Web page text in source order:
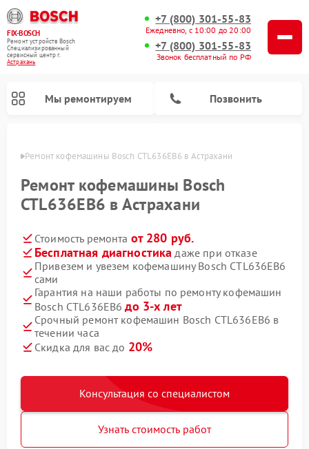
FIX-BOSCH
Ремонт устройств Bosch
Специализированный
cервисный центр г.
Астрахань
+7 (800) 301-55-83
Ежедневно, с 10:00 до 20:00
+7 (800) 301-55-83
Звонок бесплатный по РФ
Мы ремонтируем Позвонить
Ремонт кофемашины Bosch CTL636EB6 в Астрахани
Ремонт кофемашины Bosch
CTL636EB6 в Астрахани
Стоимость ремонта от 280 руб.
Бесплатная диагностика даже при отказе
Привезем и увезем кофемашину Bosch CTL636EB6
сами
Гарантия на наши работы по ремонту кофемашин
Bosch CTL636EB6до 3-х лет
Срочный ремонт кофемашин Bosch CTL636EB6 в
течении часа
Скидка для вас до 20%
Консультация со специалистом
Узнать стоимость работ